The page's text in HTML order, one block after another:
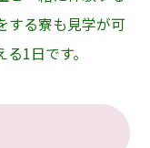
する寮も見学が可
1日です。